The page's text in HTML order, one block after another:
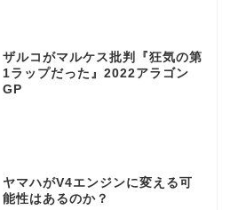
ザルコがマルケス批判『狂気の第
1ラップだった』2022アラゴン
GP
ヤマハがV4エンジンに変える可
能性はあるのか？